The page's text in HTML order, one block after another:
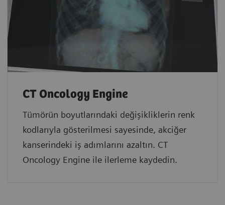
CT Oncology Engine
Tümörün boyutlarındaki değişikliklerin renk
kodlarıyla gösterilmesi sayesinde, akciğer
kanserindeki iş adımlarını azaltın. CT
Oncology Engine ile ilerleme kaydedin.